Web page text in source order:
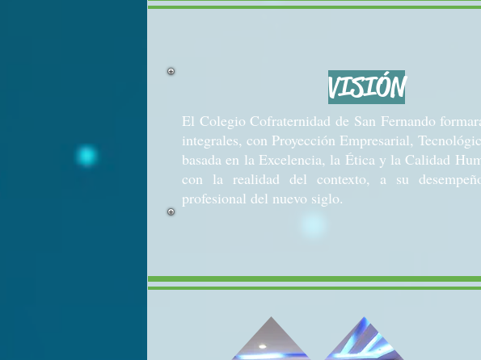
VISIÓN
El Colegio Cofraternidad de San Fernando
integrales, con Proyección Empresarial,
basada en la Excelencia, la Ética y la Calidad
con la realidad del contexto, a su
profesional del nuevo siglo.